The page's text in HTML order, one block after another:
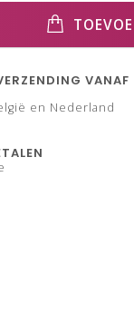
VANAF
en Nederland